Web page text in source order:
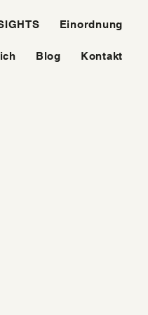
Einordnung
Blog Kontakt